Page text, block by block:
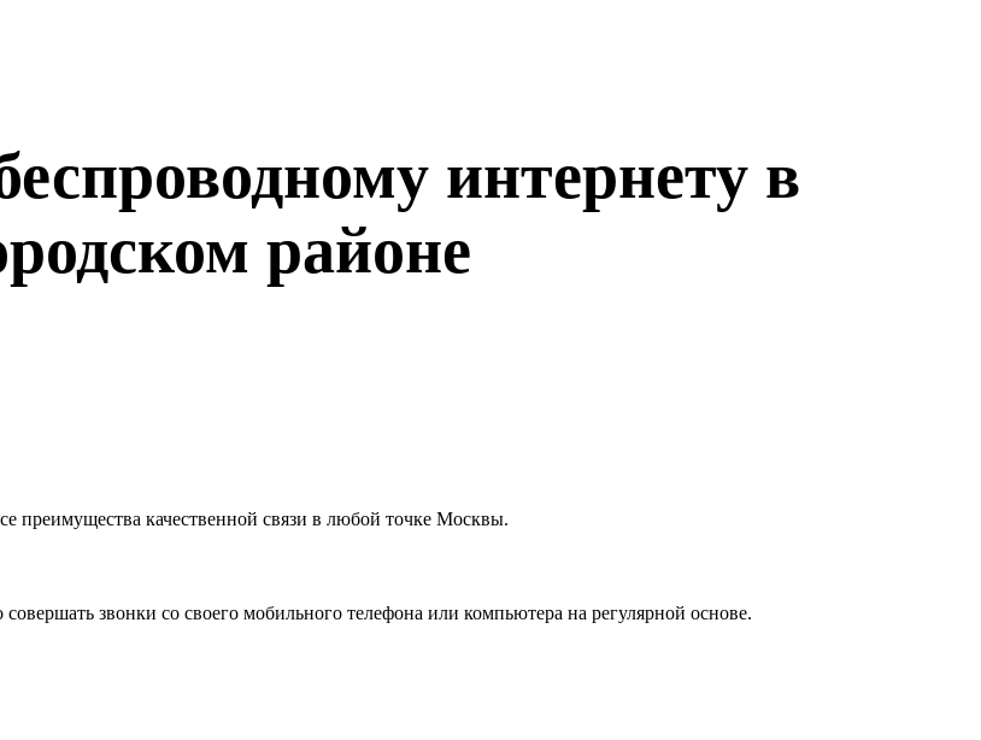
интернету в
районе
преимущества качественной связи в любой точке Москвы.
звонки со своего мобильного телефона или компьютера на регулярной основе.